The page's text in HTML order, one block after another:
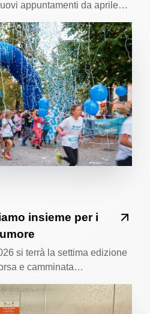
appuntamenti da aprile…
insieme per i
si terrà la settima edizione
e camminata…